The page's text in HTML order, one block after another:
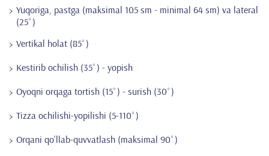
Yuqoriga, pastga (maksimal 105 sm - minimal 64 sm) va lateral
(25˚)
Vertikal holat (85˚)
Kestirib ochilish (35˚) - yopish
Oyoqni orqaga tortish (15˚) - surish (30˚)
Tizza ochilishi-yopilishi (5-110˚)
Orqani qo'llab-quvvatlash (maksimal 90˚)